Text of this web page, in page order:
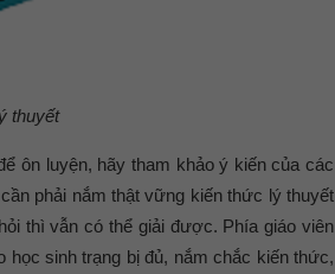
thuyết
ôn luyện, hãy tham khảo ý kiến của các
phải nắm thật vững kiến thức lý thuyết
thì vẫn có thể giải được. Phía giáo viên
học sinh trạng bị đủ, nắm chắc kiến thức,